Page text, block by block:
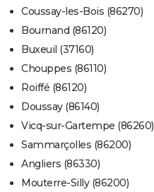
Coussay-les-Bois (86270)
Bournand (86120)
Buxeuil (37160)
Chouppes (86110)
Roiffé (86120)
Doussay (86140)
Vicq-sur-Gartempe (86260)
Sammarçolles (86200)
Angliers (86330)
Mouterre-Silly (86200)